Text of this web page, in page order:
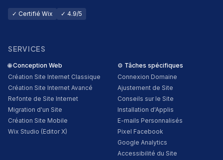
✓ Certifié Wix ✓ 4.9/5
SERVICES
🌐 Conception Web
Création Site Internet Classique
Création Site Internet Avancé
Refonte de Site Internet
Migration d'un Site
Création Site Mobile
Wix Studio (Editor X)
⚙️ Tâches spécifiques
Connexion Domaine
Ajustement de Site
Conseils sur le Site
Installation d'Applis
E-mails Personnalisés
Pixel Facebook
Google Analytics
Accessibilité du Site